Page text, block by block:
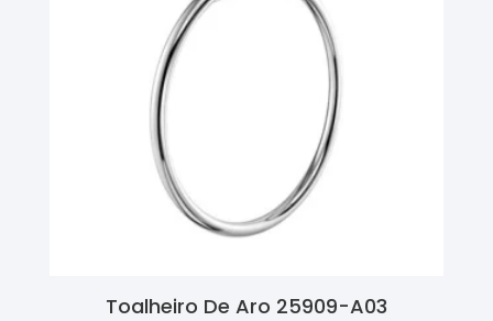
Toalheiro De Aro 25909-A03